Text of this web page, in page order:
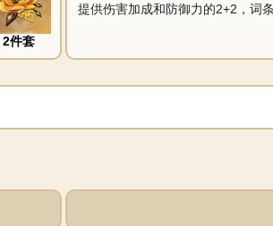
2件套
提供伤害加成和防御力的2+2，词